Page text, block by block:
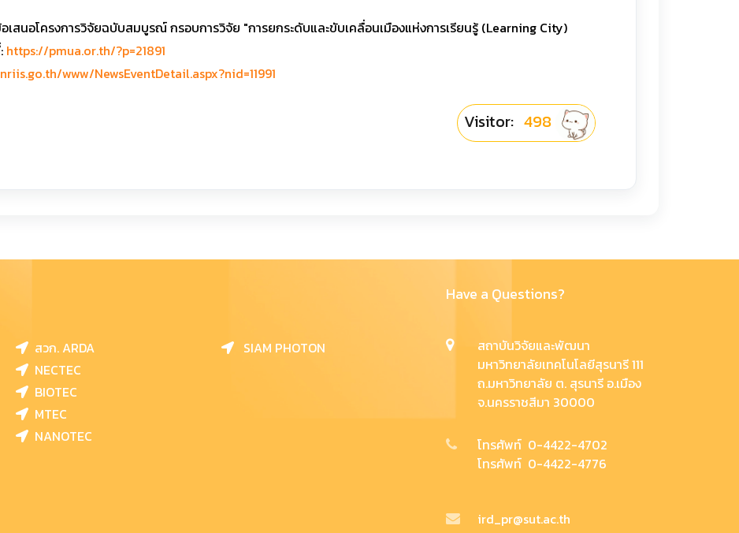
เสนอโครงการวิจัยฉบับสมบูรณ์ กรอบการวิจัย "การยกระดับและขับเคลื่อนเมืองแห่งการเรียนรู้ (Learning City)
https://pmua.or.th/?p=21891
www/NewsEventDetail.aspx?nid=11991
Visitor: 498
สวก. ARDA
NECTEC
BIOTEC
MTEC
NANOTEC
SIAM PHOTON
Have a Questions?
สถาบันวิจัยและพัฒนา
มหาวิทยาลัยเทคโนโลยีสุรนารี 111
ถ.มหาวิทยาลัย ต. สุรนารี อ.เมือง
จ.นครราชสีมา 30000
โทรศัพท์ 0-4422-4702
โทรศัพท์ 0-4422-4776
ird_pr@sut.ac.th